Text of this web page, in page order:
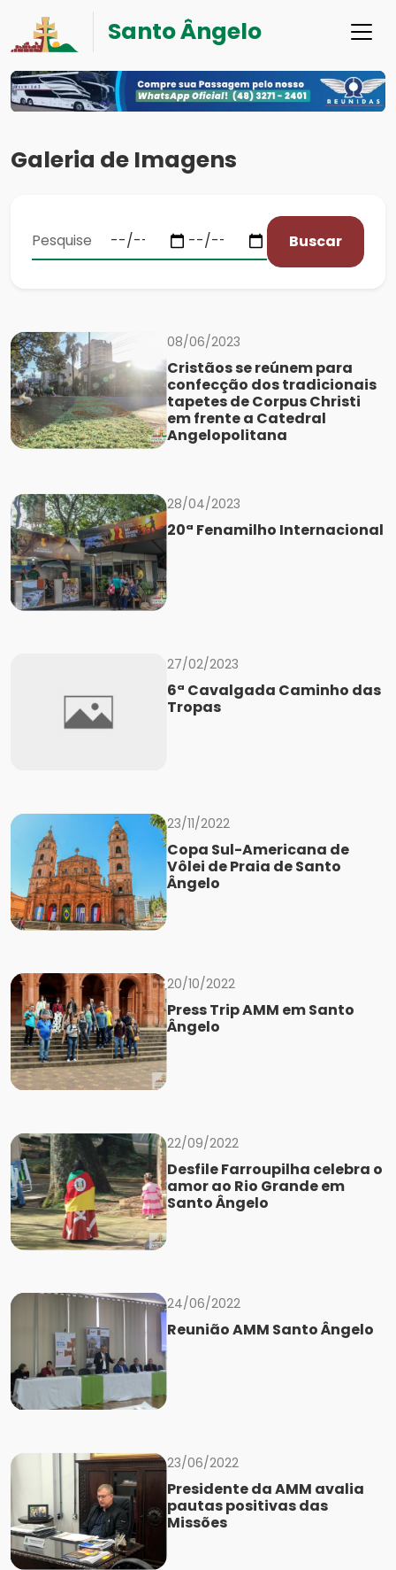
Santo Ângelo
Galeria de Imagens
Buscar
08/06/2023
Cristãos se reúnem para
confecção dos tradicionais
tapetes de Corpus Christi
em frente a Catedral
Angelopolitana
28/04/2023
20ª Fenamilho Internacional
27/02/2023
6ª Cavalgada Caminho das
Tropas
23/11/2022
Copa Sul-Americana de
Vôlei de Praia de Santo
Ângelo
20/10/2022
Press Trip AMM em Santo
Ângelo
22/09/2022
Desfile Farroupilha celebra o
amor ao Rio Grande em
Santo Ângelo
24/06/2022
Reunião AMM Santo Ângelo
23/06/2022
Presidente da AMM avalia
pautas positivas das
Missões